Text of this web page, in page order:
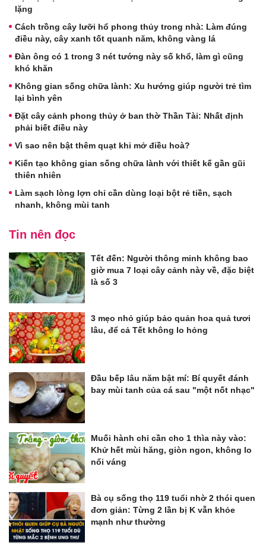
lặng
Cách trồng cây lưỡi hổ phong thủy trong nhà: Làm đúng
điều này, cây xanh tốt quanh năm, không vàng lá
Đàn ông có 1 trong 3 nét tướng này số khổ, làm gì cũng
khó khăn
Không gian sống chữa lành: Xu hướng giúp người trẻ tìm
lại bình yên
Đặt cây cảnh phong thủy ở ban thờ Thần Tài: Nhất định
phải biết điều này
Vì sao nên bật thêm quạt khi mở điều hoà?
Kiến tạo không gian sống chữa lành với thiết kế gần gũi
thiên nhiên
Làm sạch lòng lợn chỉ cần dùng loại bột rẻ tiền, sạch
nhanh, không mùi tanh
Tin nên đọc
Tết đến: Người thông minh không bao
giờ mua 7 loại cây cảnh này về, đặc biệt
là số 3
3 mẹo nhỏ giúp bảo quản hoa quả tươi
lâu, để cả Tết không lo hỏng
Đầu bếp lâu năm bật mí: Bí quyết đánh
bay mùi tanh của cá sau "một nốt nhạc"
Muối hành chỉ cần cho 1 thìa này vào:
Khử hết mùi hăng, giòn ngon, không lo
nổi váng
Bà cụ sống thọ 119 tuổi nhờ 2 thói quen
đơn giản: Từng 2 lần bị K vẫn khỏe
mạnh như thường